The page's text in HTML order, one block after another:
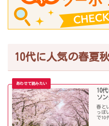
10代に人気の春夏
10
ソ
春と
っぽ
で10